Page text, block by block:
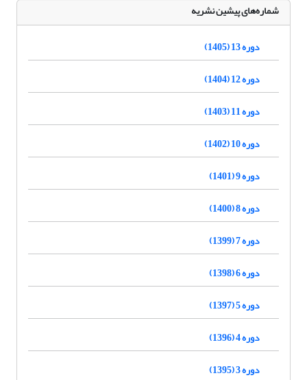
شماره‌های پیشین نشریه
دوره 13 (1405)
دوره 12 (1404)
دوره 11 (1403)
دوره 10 (1402)
دوره 9 (1401)
دوره 8 (1400)
دوره 7 (1399)
دوره 6 (1398)
دوره 5 (1397)
دوره 4 (1396)
دوره 3 (1395)